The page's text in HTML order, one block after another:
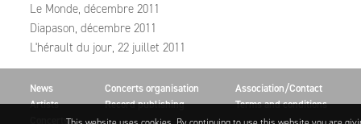
Le Monde, décembre 2011
Diapason, décembre 2011
L'hérault du jour, 22 juillet 2011
News
Artists
Concerts
Concerts organisation
Record publishing
Association/Contact
Terms and conditions